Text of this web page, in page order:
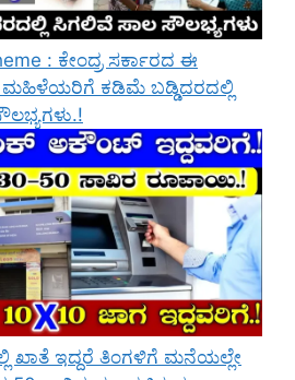
: ಕೇಂದ್ರ ಸರ್ಕಾರದ ಈ
ಕಡಿಮೆ ಬಡ್ಡಿದರದಲ್ಲಿ
ಖಾತೆ ಇದ್ದರೆ ತಿಂಗಳಿಗೆ ಮನೆಯಲ್ಲೇ